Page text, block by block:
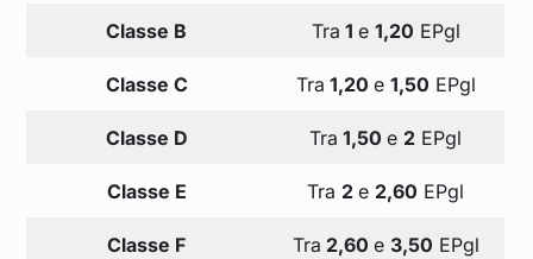
Classe B Tra 1 e 1,20 EPgl
Classe C Tra 1,20 e 1,50 EPgl
Classe D Tra 1,50e 2 EPgl
Classe E Tra 2e 2,60 EPgl
Classe F Tra 2,60 e 3,50 EPgl